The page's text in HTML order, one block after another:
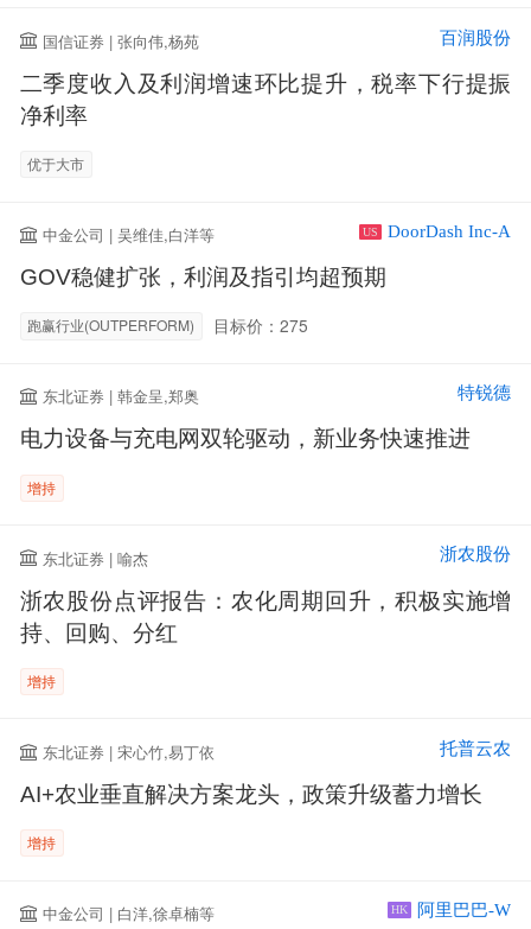
国信证券 | 张向伟,杨苑 百润股份
二季度收入及利润增速环比提升，税率下行提振
净利率
优于大市
中金公司 | 吴维佳,白洋等 US DoorDash Inc-A
GOV稳健扩张，利润及指引均超预期
跑赢行业(OUTPERFORM) 目标价：275
东北证券 | 韩金呈,郑奥 特锐德
电力设备与充电网双轮驱动，新业务快速推进
增持
东北证券 | 喻杰 浙农股份
浙农股份点评报告：农化周期回升，积极实施增
持、回购、分红
增持
东北证券 | 宋心竹,易丁依 托普云农
AI+农业垂直解决方案龙头，政策升级蓄力增长
增持
中金公司 | 白洋,徐卓楠等 HK 阿里巴巴-W